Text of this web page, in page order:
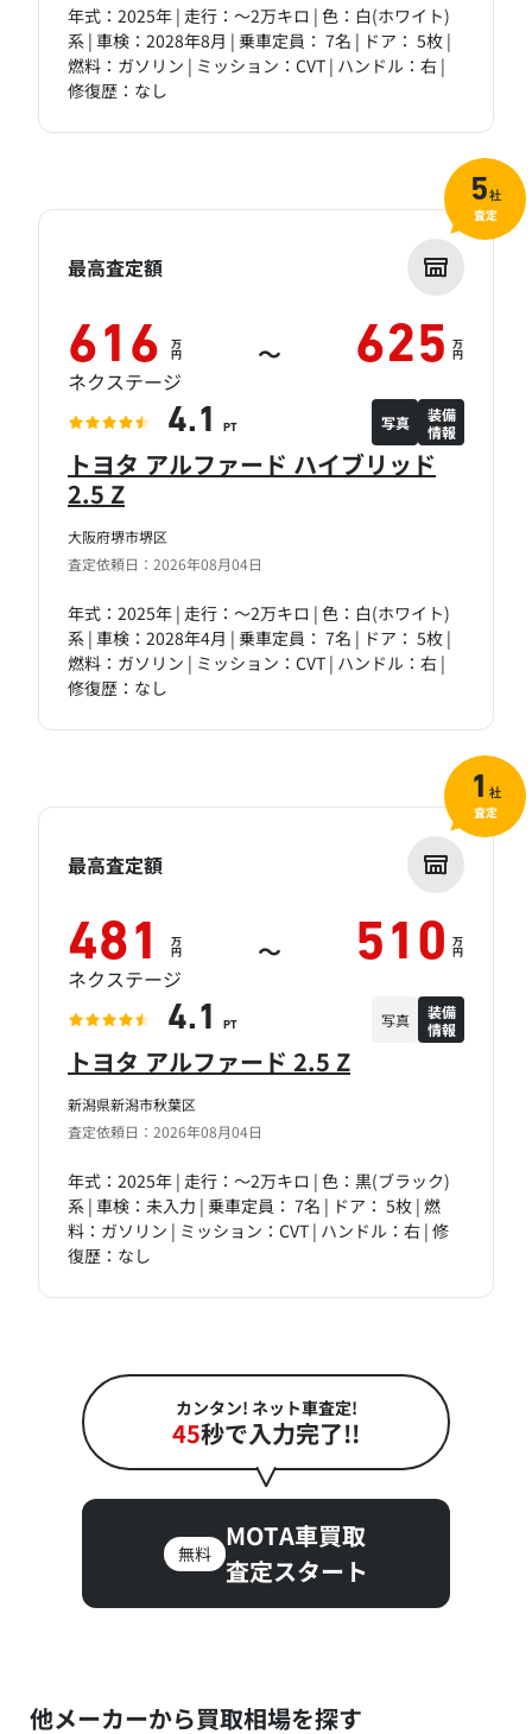
年式：2025年 | 走行：～2万キロ | 色：白(ホワイト)
系 | 車検：2028年8月 | 乗車定員： 7名 | ドア： 5枚 |
燃料：ガソリン | ミッション：CVT | ハンドル：右 |
修復歴：なし
大阪府堺市堺区
査定依頼日：2026年08月04日
トヨタ アルファード ハイブリッド
2.5 Z
年式：2025年 | 走行：～2万キロ | 色：白(ホワイト)
系 | 車検：2028年4月 | 乗車定員： 7名 | ドア： 5枚 |
燃料：ガソリン | ミッション：CVT | ハンドル：右 |
修復歴：なし
最高査定額
616 万
円 ～ 625 万
円
ネクステージ
4.1 PT 写真
装備
情報
5社
査定
新潟県新潟市秋葉区
査定依頼日：2026年08月04日
トヨタ アルファード 2.5 Z
年式：2025年 | 走行：～2万キロ | 色：黒(ブラック)
系 | 車検：未入力 | 乗車定員： 7名 | ドア： 5枚 | 燃
料：ガソリン | ミッション：CVT | ハンドル：右 | 修
復歴：なし
最高査定額
481 万
円 ～ 510 万
円
ネクステージ
4.1 PT 写真
装備
情報
1 社
査定
カンタン! ネット車査定!
45秒で入力完了!!
無料
MOTA車買取
査定スタート
他メーカーから買取相場を探す